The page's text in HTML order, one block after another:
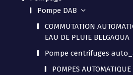
Pompe DAB
COMMUTATION
EAU DE PLUIE BELGAQUA
Pompe centrifuges
POMPES